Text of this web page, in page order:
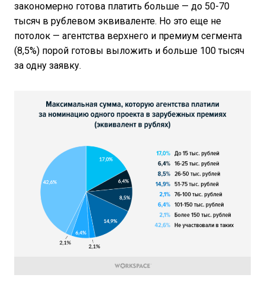
закономерно готова платить больше — до 50-70
тысяч в рублевом эквиваленте. Но это еще не
потолок — агентства верхнего и премиум сегмента
(8,5%) порой готовы выложить и больше 100 тысяч
за одну заявку.